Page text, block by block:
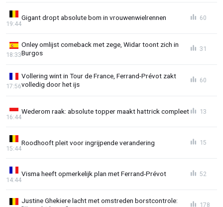
Gigant dropt absolute bom in vrouwenwielrennen
19:44
60
Onley omlijst comeback met zege, Widar toont zich in
Burgos
18:33
31
Vollering wint in Tour de France, Ferrand-Prévot zakt
volledig door het ijs
17:56
60
Wederom raak: absolute topper maakt hattrick compleet
16:44
13
Roodhooft pleit voor ingrijpende verandering
15:44
15
Visma heeft opmerkelijk plan met Ferrand-Prévot
14:44
52
Justine Ghekiere lacht met omstreden borstcontrole:
178